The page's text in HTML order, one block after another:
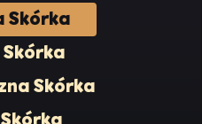
Skórka
Skórka